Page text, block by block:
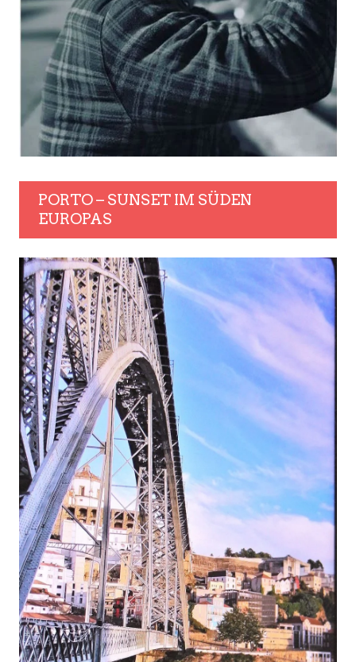
PORTO – SUNSET IM SÜDEN
EUROPAS